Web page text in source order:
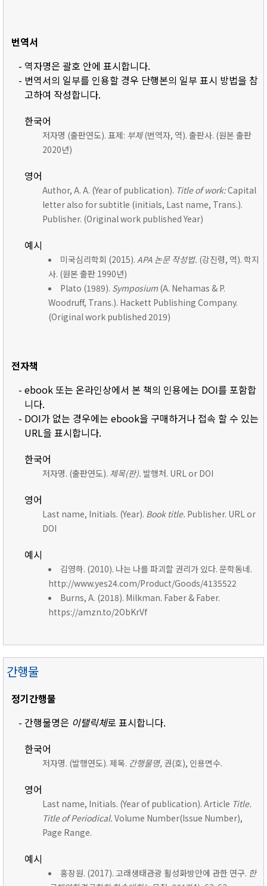
번역서
- 역자명은 괄호 안에 표시합니다.
- 번역서의 일부를 인용할 경우 단행본의 일부 표시 방법을 참
고하여 작성합니다.
한국어
저자명 (출판연도). 표제: 부제(번역자, 역). 출판사. (원본 출판
2020년)
영어
Author, A. A. (Year of publication). Title of work:Capital
letter also for subtitle (initials, Last name, Trans.).
Publisher. (Original work published Year)
예시
미국심리학회 (2015). APA 논문 작성법. (강진령, 역). 학지
사. (원본 출판 1990년)
Plato (1989). Symposium (A. Nehamas & P.
Woodruff, Trans.). Hackett Publishing Company.
(Original work published 2019)
전자책
- ebook 또는 온라인상에서 본 책의 인용에는 DOI를 포함합
니다.
- DOI가 없는 경우에는 ebook을 구매하거나 접속 할 수 있는
URL을 표시합니다.
한국어
저자명. (출판연도). 제목(판). 발행처. URL or DOI
영어
Last name, Initials. (Year). Book title. Publisher. URL or
DOI
예시
김영하. (2010). 나는 나를 파괴할 권리가 있다. 문학동네.
http://www.yes24.com/Product/Goods/4135522
Burns, A. (2018). Milkman. Faber & Faber.
https://amzn.to/2ObKrVf
간행물
정기간행물
- 간행물명은 이탤릭체로 표시합니다.
한국어
저자명. (발행연도). 제목. 간행물명, 권(호), 인용면수.
영어
Last name, Initials. (Year of publication). Article Title.
Title of Periodical. Volume Number(Issue Number),
Page Range.
예시
홍장원. (2017). 고래생태관광 활성화방안에 관한 연구. 한